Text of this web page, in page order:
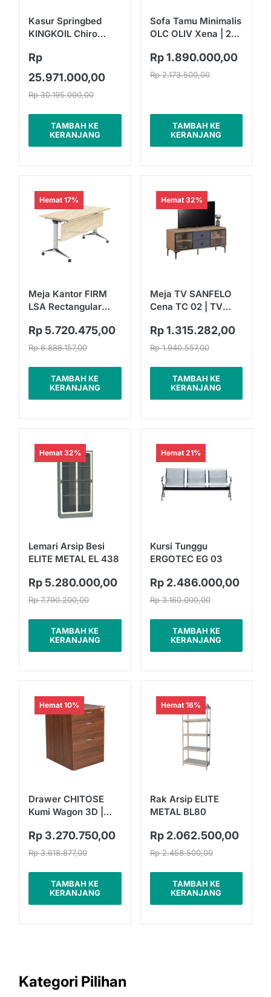
Kasur Springbed
KINGKOIL Chiro
Antelope
Rp
25.971.000,00
Rp 30.195.000,00
TAMBAH KE
KERANJANG
Sofa Tamu Minimalis
OLC OLIV Xena | 2
Rp 1.890.000,00
Rp 2.173.500,00
TAMBAH KE
KERANJANG
Hemat 17%
Meja Kantor FIRM
LSA Rectangular
MPanel
Rp 5.720.475,00
Rp 6.888.157,00
TAMBAH KE
KERANJANG
Hemat 32%
Meja TV SANFELO
Cena TC 02 | TV
Rp 1.315.282,00
Rp 1.940.557,00
TAMBAH KE
KERANJANG
Hemat 32%
Lemari Arsip Besi
ELITE METAL EL 438
Rp 5.280.000,00
Rp 7.790.200,00
TAMBAH KE
KERANJANG
Hemat 21%
Kursi Tunggu
ERGOTEC EG 03
Rp 2.486.000,00
Rp 3.160.000,00
TAMBAH KE
KERANJANG
Hemat 10%
Drawer CHITOSE
Kumi Wagon 3D |
Rp 3.270.750,00
Rp 3.618.877,00
TAMBAH KE
KERANJANG
Hemat 16%
Rak Arsip ELITE
METAL BL80
Rp 2.062.500,00
Rp 2.458.500,00
TAMBAH KE
KERANJANG
Kategori Pilihan